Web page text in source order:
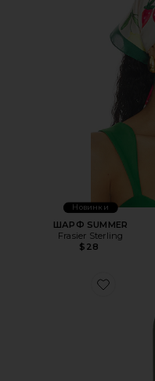
Новинки
ШАРФ SUMMER
Frasier Sterling
$28
Favorite